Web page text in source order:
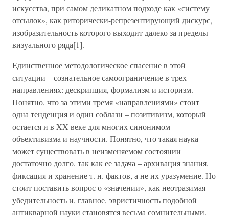
искусства, при самом деликатном подходе как «систему
отсылок», как риторически-репрезентирующий дискурс,
изобразительность которого выходит далеко за пределы
визуального ряда[1].
Единственное методологическое спасение в этой
ситуации – сознательное самоограничение в трех
направлениях: дескрипция, формализм и историзм.
Понятно, что за этими тремя «направлениями» стоит
одна тенденция и один соблазн – позитивизм, который
остается и в XX веке для многих синонимом
объективизма и научности. Понятно, что такая наука
может существовать в неизменяемом состоянии
достаточно долго, так как ее задача – архивация знания,
фиксация и хранение т. н. фактов, а не их уразумение. Но
стоит поставить вопрос о «значении», как неотразимая
убедительность и, главное, эвристичность подобной
антикварной науки становятся весьма сомнительными.